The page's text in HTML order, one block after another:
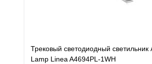
Трековый светодиодный светильник
Lamp Linea A4694PL-1WH